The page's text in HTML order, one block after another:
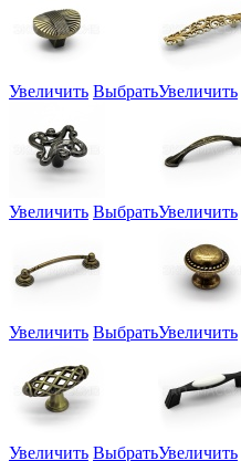
Увеличить ВыбратьУвеличить
Увеличить ВыбратьУвеличить
Увеличить ВыбратьУвеличить
Увеличить ВыбратьУвеличить